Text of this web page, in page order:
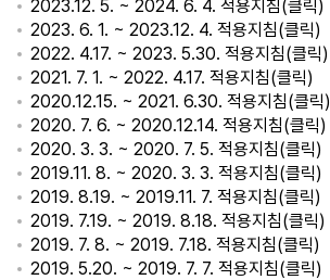
2023.12. 5. ~ 2024. 6. 4. 적용지침(클릭)
2023. 6. 1. ~ 2023.12. 4. 적용지침(클릭)
2022. 4.17. ~ 2023. 5.30. 적용지침(클릭)
2021. 7. 1. ~ 2022. 4.17. 적용지침(클릭)
2020.12.15. ~ 2021. 6.30. 적용지침(클릭)
2020. 7. 6. ~ 2020.12.14. 적용지침(클릭)
2020. 3. 3. ~ 2020. 7. 5. 적용지침(클릭)
2019.11. 8. ~ 2020. 3. 3. 적용지침(클릭)
2019. 8.19. ~ 2019.11. 7. 적용지침(클릭)
2019. 7.19. ~ 2019. 8.18. 적용지침(클릭)
2019. 7. 8. ~ 2019. 7.18. 적용지침(클릭)
2019. 5.20. ~ 2019. 7. 7. 적용지침(클릭)